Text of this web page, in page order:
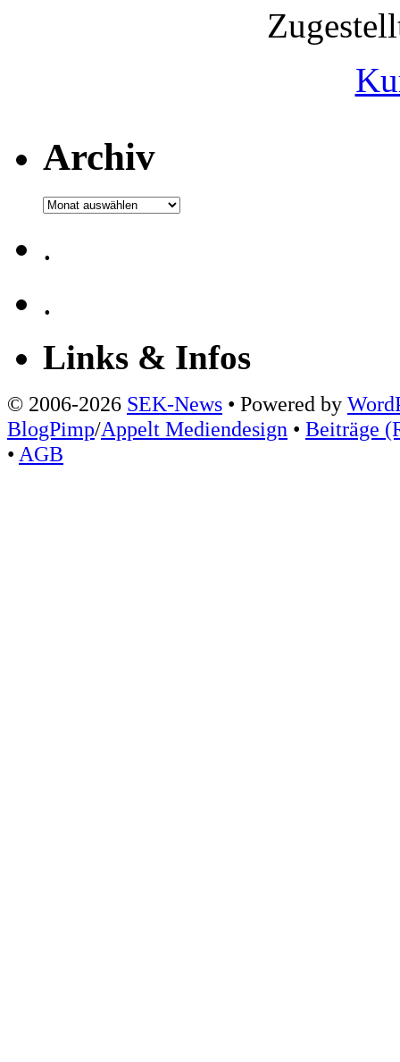
Archiv
Archiv
.
.
Links & Infos
© 2006-2026 SEK-News • Powered by
BlogPimp/Appelt Mediendesign • Beiträge
• AGB